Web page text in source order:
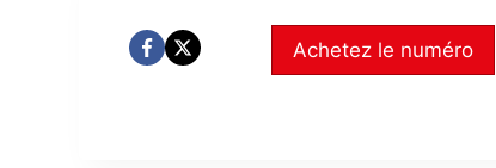
Achetez le numéro